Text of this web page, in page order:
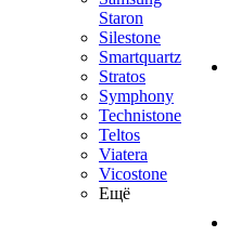
Staron
Silestone
Smartquartz
Stratos
Symphony
Technistone
Teltos
Viatera
Vicostone
Ещё